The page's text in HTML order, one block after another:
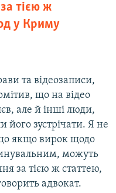
тією ж
у Криму
та відеозаписи,
що на відео
але й інші люди,
його зустрічати. Я не
якщо вирок щодо
можуть
за тією ж статтею,
адвокат.